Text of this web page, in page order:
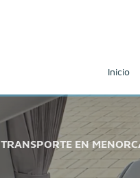
Inicio
TRANSPORTE EN